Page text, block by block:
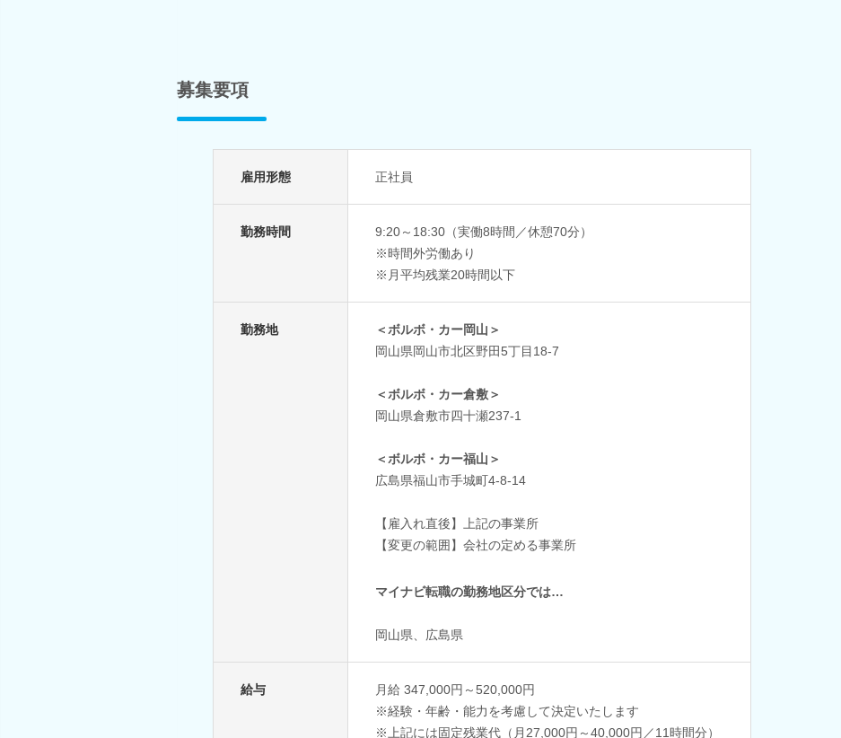
募集要項
雇用形態 正社員
勤務時間
9:20～18:30（実働8時間／休憩70分）
※時間外労働あり
※月平均残業20時間以下
勤務地
＜ボルボ・カー岡山＞
岡山県岡山市北区野田5丁目18-7
＜ボルボ・カー倉敷＞
岡山県倉敷市四十瀬237-1
＜ボルボ・カー福山＞
広島県福山市手城町4-8-14
【雇入れ直後】上記の事業所
【変更の範囲】会社の定める事業所
マイナビ転職の勤務地区分では…
岡山県、広島県
給与
月給 347,000円～520,000円
※経験・年齢・能力を考慮して決定いたします
※上記には固定残業代（月27,000円～40,000円／11時間分）